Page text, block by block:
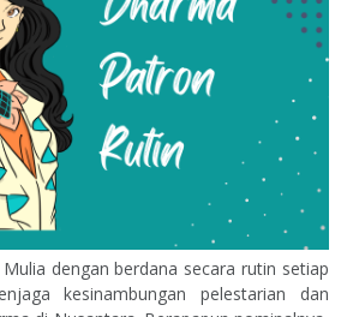
dengan berdana secara rutin setiap
kesinambungan pelestarian dan